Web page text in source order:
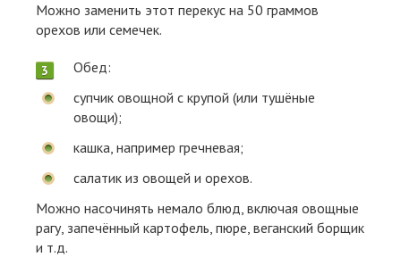
Можно заменить этот перекус на 50 граммов
орехов или семечек.
Обед:
супчик овощной с крупой (или тушёные
овощи);
кашка, например гречневая;
салатик из овощей и орехов.
Можно насочинять немало блюд, включая овощные
рагу, запечённый картофель, пюре, веганский борщик
и т.д.